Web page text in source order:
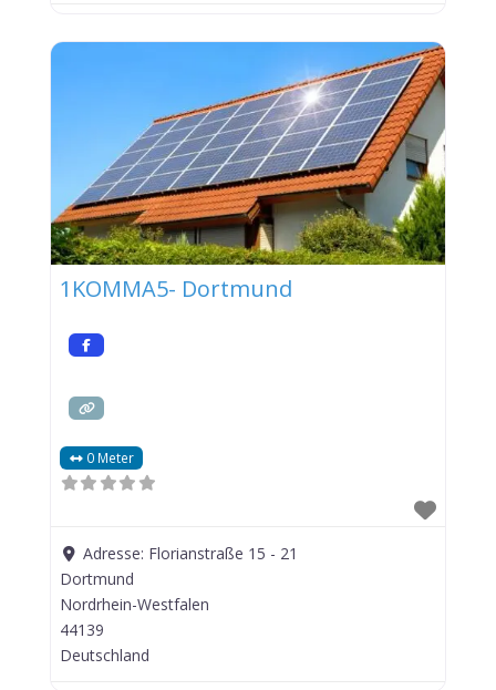
1KOMMA5- Dortmund
0 Meter
Adresse: Florianstraße 15 - 21
Dortmund
Nordrhein-Westfalen
44139
Deutschland